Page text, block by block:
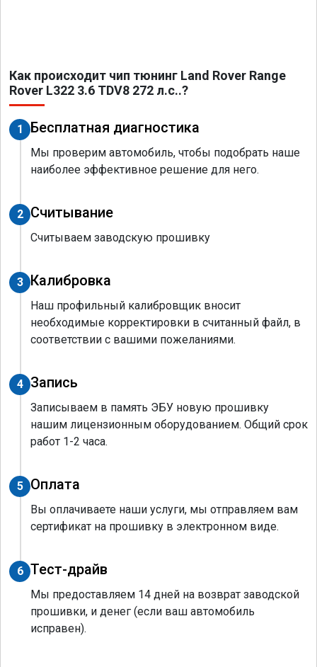
Как происходит чип тюнинг Land Rover Range
Rover L322 3.6 TDV8 272 л.с..?
1 Бесплатная диагностика
Мы проверим автомобиль, чтобы подобрать наше
наиболее эффективное решение для него.
2 Считывание
Считываем заводскую прошивку
3 Калибровка
Наш профильный калибровщик вносит
необходимые корректировки в считанный файл, в
соответствии с вашими пожеланиями.
4 Запись
Записываем в память ЭБУ новую прошивку
нашим лицензионным оборудованием. Общий срок
работ 1-2 часа.
5 Оплата
Вы оплачиваете наши услуги, мы отправляем вам
сертификат на прошивку в электронном виде.
6 Тест-драйв
Мы предоставляем 14 дней на возврат заводской
прошивки, и денег (если ваш автомобиль
исправен).